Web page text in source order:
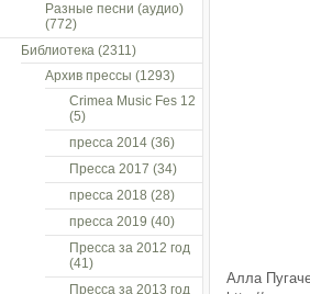
Алла
Разные песни (аудио)
(772)
Библиотека(2311)
Архив прессы (1293)
Crimea Music Fes 12
(5)
пресса 2014(36)
Пресса 2017 (34)
пресса 2018 (28)
пресса 2019 (40)
Пресса за 2012 год
(41)
Пресса за 2013 год